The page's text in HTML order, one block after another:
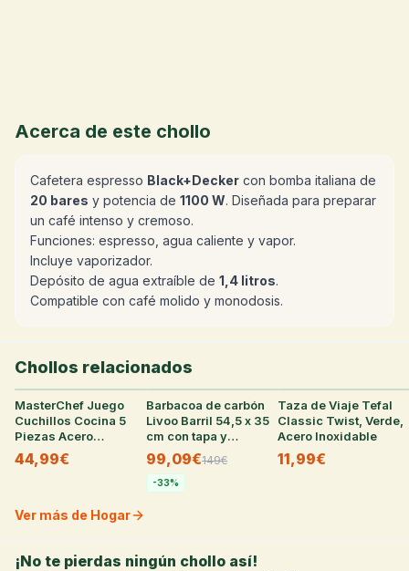
Acerca de este chollo
Cafetera espresso Black+Decker con bomba italiana de
20 bares y potencia de 1100 W. Diseñada para preparar
un café intenso y cremoso.
Funciones: espresso, agua caliente y vapor.
Incluye vaporizador.
Depósito de agua extraíble de 1,4 litros.
Compatible con café molido y monodosis.
Chollos relacionados
31
MasterChef Juego
Cuchillos Cocina 5
Piezas Acero
Inoxidable (varias
tallas)
44,99€
27°
Barbacoa de carbón
Livoo Barril 54,5 x 35
cm con tapa y
termómetro
99,09€149€
-33%
26
Taza de Viaje Tefal
Classic Twist, Verde,
Acero Inoxidable
11,99€
Ver más de Hogar
¡No te pierdas ningún chollo así!